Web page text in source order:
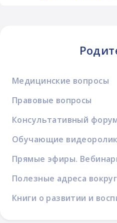
Медицинские вопросы
Правовые вопросы
Консультативный
Обучающие
Прямые эфиры.
Полезные адреса вокруг
Книги о развитии и